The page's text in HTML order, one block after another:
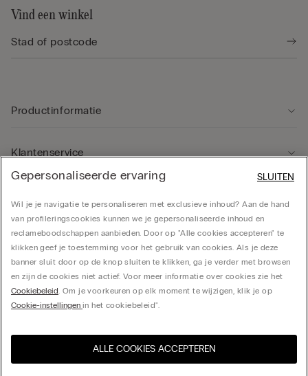
Selecteer maat
Vind een winkel
Productinformatie
Klantenservice
Bedrijf
CALZEDONIA Finanziaria S.A. Belgium Branch, Avenue Louise 283, box 24, 1050
United States
Gepersonaliseerde ervaring
Wil je je navigatie te personaliseren met exclusieve inhoud? Aan de hand
van profileringscookies kunnen we je gepersonaliseerde inhoud en
reclameboodschappen aanbieden. Door op "Alle cookies accepteren" te
klikken geef je toestemming voor het gebruik van cookies. Als je deze
banner sluit door op de knop sluiten te klikken, ga je verder met browsen
en zijn de cookies niet actief. Voor meer informatie over cookies zie het
Cookiebeleid. Om je voorkeuren op elk moment te wijzigen, klik je op
Cookie-instellingen in het cookiebeleid".
ALLE COOKIES ACCEPTEREN
SLUITEN